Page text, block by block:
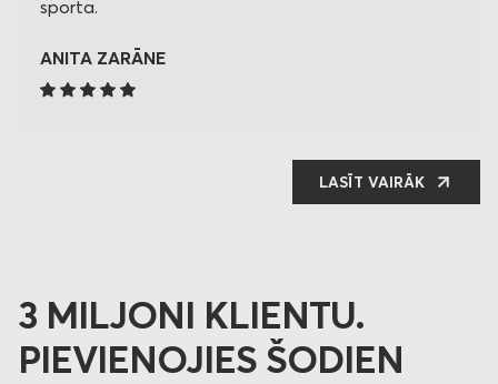
sporta.
ANITA ZARĀNE
LASĪT VAIRĀK
3 MILJONI KLIENTU.
PIEVIENOJIES ŠODIEN